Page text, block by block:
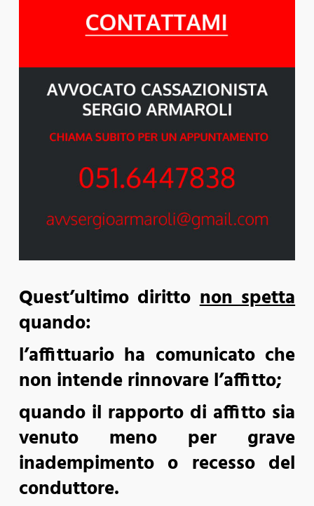
Quest’ultimo dirittonon spetta
quando:
l’affittuario ha comunicato che
non intende rinnovare l’affitto;
quando il rapporto di affitto sia
venuto meno per grave
inadempimento o recesso del
conduttore.